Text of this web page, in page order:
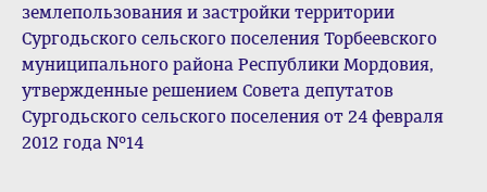
землепользования и застройки территории
Сургодьского сельского поселения Торбеевского
муниципального района Республики Мордовия,
утвержденные решением Совета депутатов
Сургодьского сельского поселения от 24 февраля
2012 года №14